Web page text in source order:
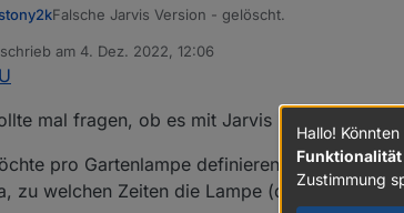
stony2kFalsche Jarvis Version - gelöscht.
schrieb am 4. Dez. 2022, 12:06
zuletzt editiert von
mal fragen, ob es mit Jarvis irgendwie
pro Gartenlampe definieren, ob sie
zu welchen Zeiten die Lampe (durch
Hallo!
Zustimmung